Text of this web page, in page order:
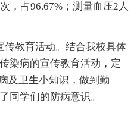
，占96.67%；测量血压2人
教育活动。结合我校具体
染病的宣传教育活动，定
及卫生小知识，做到勤
同学们的防病意识。